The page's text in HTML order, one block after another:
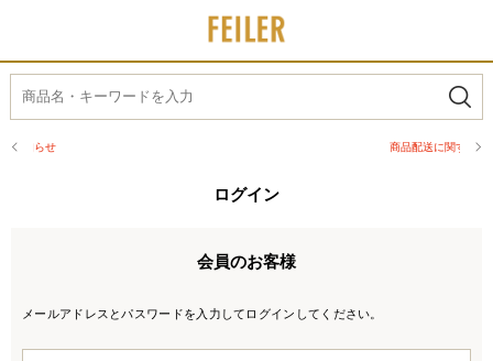
商品配送に関するお知らせ
ログイン
会員のお客様
メールアドレスとパスワードを入力してログインしてください。